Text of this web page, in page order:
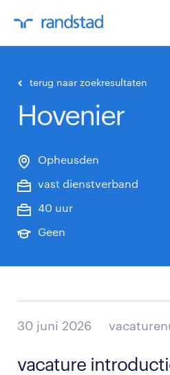
terug naar zoekresultaten
Hovenier
Opheusden
vast dienstverband
40 uur
Geen
30 juni 2026
vacature